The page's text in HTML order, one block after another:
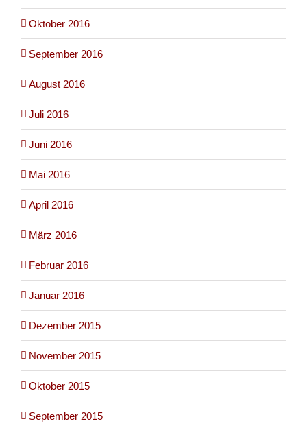
Oktober 2016
September 2016
August 2016
Juli 2016
Juni 2016
Mai 2016
April 2016
März 2016
Februar 2016
Januar 2016
Dezember 2015
November 2015
Oktober 2015
September 2015